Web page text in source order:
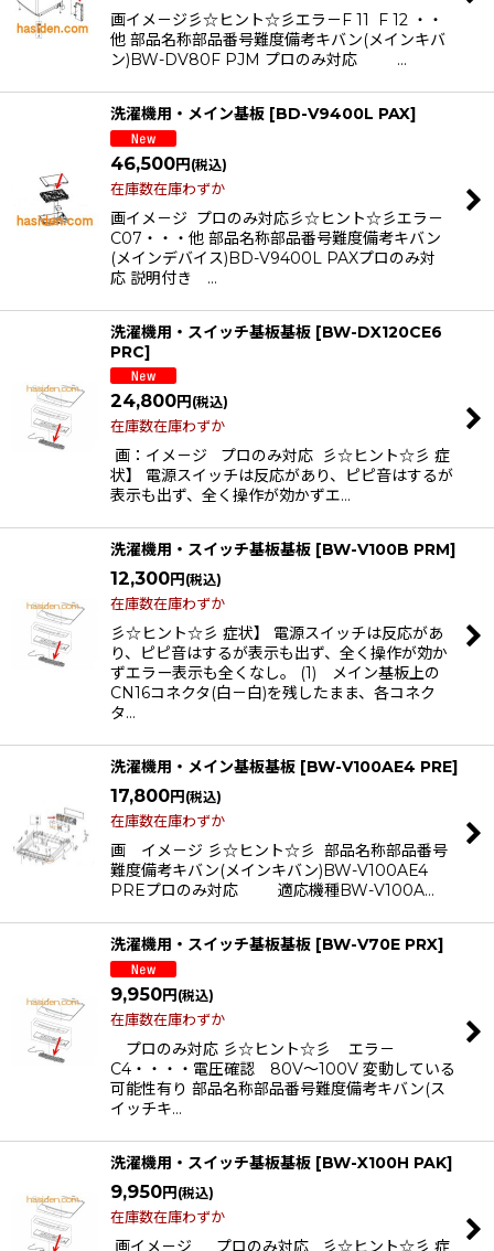
画イメ－ジ彡☆ヒント☆彡エラ－F 11 F 12 ・・
他 部品名称部品番号難度備考キバン(メインキバ
ン)BW-DV80F PJM プロのみ対応 …
洗濯機用・メイン基板 [BD-V9400L PAX]
46,500円 (税込)
在庫数在庫わずか
画イメ－ジ プロのみ対応彡☆ヒント☆彡エラ－
C07・・・他 部品名称部品番号難度備考キバン
(メインデバイス)BD-V9400L PAXプロのみ対
応 説明付き …
洗濯機用・スイッチ基板基板 [BW-DX120CE6
PRC]
24,800円 (税込)
在庫数在庫わずか
画：イメ－ジ プロのみ対応 彡☆ヒント☆彡 症
状】 電源スイッチは反応があり、ピピ音はするが
表示も出ず、全く操作が効かずエ…
洗濯機用・スイッチ基板基板 [BW-V100B PRM]
12,300円 (税込)
在庫数在庫わずか
彡☆ヒント☆彡 症状】 電源スイッチは反応があ
り、ピピ音はするが表示も出ず、全く操作が効か
ずエラー表示も全くなし。 (1) メイン基板上の
CN16コネクタ(白－白)を残したまま、各コネク
タ…
洗濯機用・メイン基板基板 [BW-V100AE4 PRE]
17,800円 (税込)
在庫数在庫わずか
画 イメ－ジ 彡☆ヒント☆彡 部品名称部品番号
難度備考キバン(メインキバン)BW-V100AE4
PREプロのみ対応 適応機種BW-V100A…
洗濯機用・スイッチ基板基板 [BW-V70E PRX]
9,950円 (税込)
在庫数在庫わずか
プロのみ対応 彡☆ヒント☆彡 エラ－
C4・・・・電圧確認 80V〜100V 変動している
可能性有り 部品名称部品番号難度備考キバン(ス
イッチキ…
洗濯機用・スイッチ基板基板 [BW-X100H PAK]
9,950円 (税込)
在庫数在庫わずか
画イメ－ジ プロのみ対応 彡☆ヒント☆彡 症